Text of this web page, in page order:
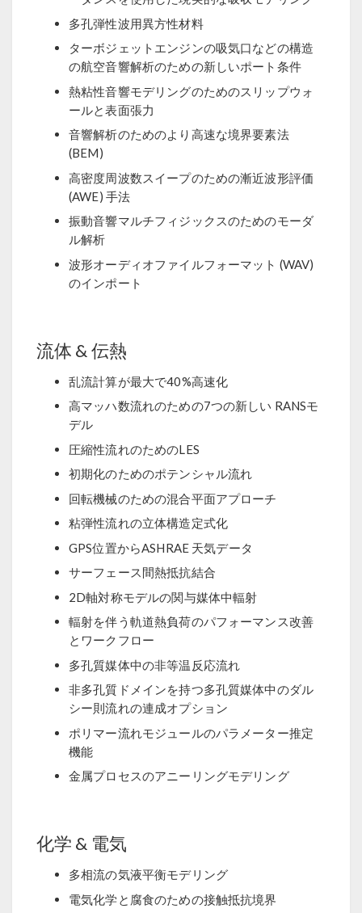
多孔弾性波用異方性材料
ターボジェットエンジンの吸気口などの構造
の航空音響解析のための新しいポート条件
熱粘性音響モデリングのためのスリップウォ
ールと表面張力
音響解析のためのより高速な境界要素法
(BEM)
高密度周波数スイープのための漸近波形評価
(AWE) 手法
振動音響マルチフィジックスのためのモーダ
ル解析
波形オーディオファイルフォーマット (WAV)
のインポート
流体 & 伝熱
乱流計算が最大で40%高速化
高マッハ数流れのための7つの新しい RANSモ
デル
圧縮性流れのためのLES
初期化のためのポテンシャル流れ
回転機械のための混合平面アプローチ
粘弾性流れの立体構造定式化
GPS位置からASHRAE 天気データ
サーフェース間熱抵抗結合
2D軸対称モデルの関与媒体中輻射
輻射を伴う軌道熱負荷のパフォーマンス改善
とワークフロー
多孔質媒体中の非等温反応流れ
非多孔質ドメインを持つ多孔質媒体中のダル
シー則流れの連成オプション
ポリマー流れモジュールのパラメーター推定
機能
金属プロセスのアニーリングモデリング
化学 & 電気
多相流の気液平衡モデリング
電気化学と腐食のための接触抵抗境界